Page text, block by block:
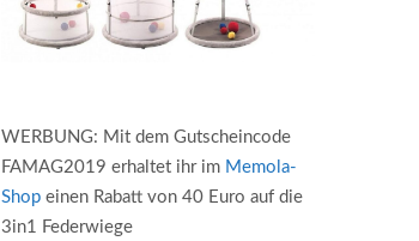
WERBUNG: Mit dem Gutscheincode
FAMAG2019 erhaltet ihr im Memola-
Shop einen Rabatt von 40 Euro auf die
3in1 Federwiege